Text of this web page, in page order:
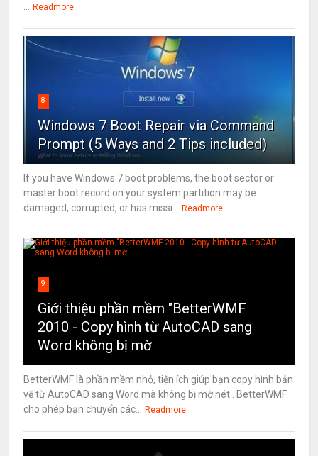
Readmore
8
Windows 7 Boot Repair via Command
Prompt (5 Ways and 2 Tips included)
If you have Windows 7 boot problems, the boot sector or
master boot record on your system partition may be
damaged, corrupted, or has missi...
Readmore
9
Giới thiệu phần mềm "BetterWMF
2010 - Copy hình từ AutoCAD sang
Word không bị mờ
BetterWMF là phần mềm nhỏ, tiện ích giúp bạn copy hình bản
vẽ từ AutoCAD sang Word mà không bị mờ nét . BetterWMF
cho phép bạn chuyển các...
Readmore